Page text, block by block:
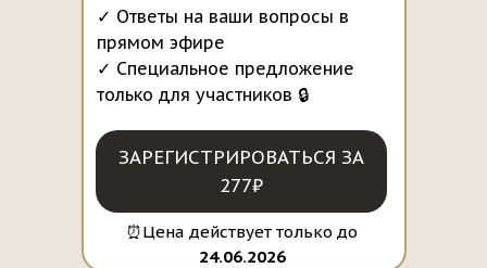
✓ Ответы на ваши вопросы в
прямом эфире
✓ Специальное предложение
только для участников 🔒
ЗАРЕГИСТРИРОВАТЬСЯ ЗА
277₽
⏰Цена действует только до
24.06.2026